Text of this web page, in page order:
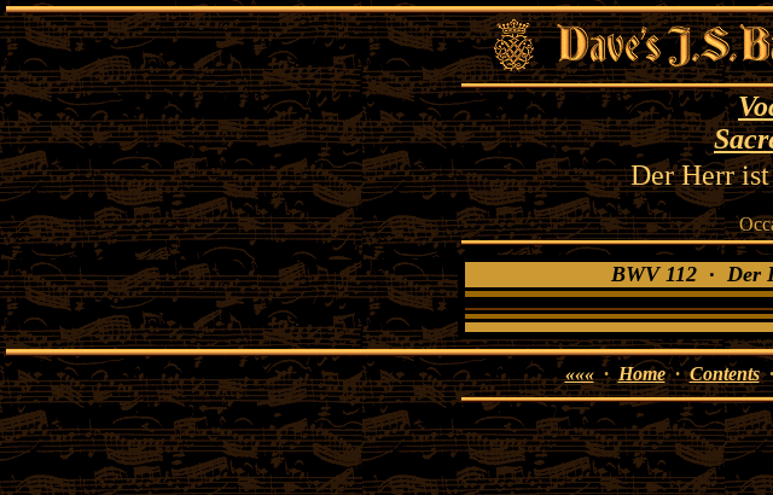
Der Herr
BWV 112 · Der
«««· Home·Contents